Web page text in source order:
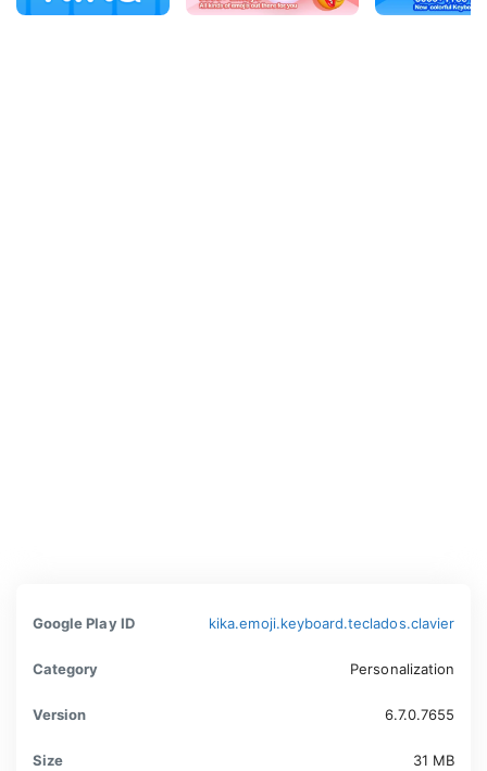
Google Play ID kika.emoji.keyboard.teclados.clavier
Category Personalization
Version 6.7.0.7655
Size 31 MB